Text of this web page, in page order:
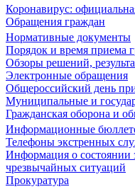
Коронавирус:
Обращения граждан
Нормативные документы
Порядок и время приема
Обзоры решений,
Электронные обращения
Общероссийский день
Муниципальные и
Гражданская оборона и
Информационные
Телефоны экстренных
Информация о состоянии
чрезвычайных ситуаций
Прокуратура